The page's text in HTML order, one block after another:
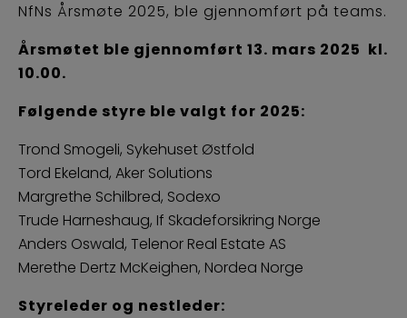
NfNs Årsmøte 2025, ble gjennomført på teams.
Årsmøtet ble gjennomført 13. mars 2025 kl.
10.00.
Følgende styre ble valgt for 2025:
Trond Smogeli, Sykehuset Østfold
Tord Ekeland, Aker Solutions
Margrethe Schilbred, Sodexo
Trude Harneshaug, If Skadeforsikring Norge
Anders Oswald, Telenor Real Estate AS
Merethe Dertz McKeighen, Nordea Norge
Styreleder og nestleder: